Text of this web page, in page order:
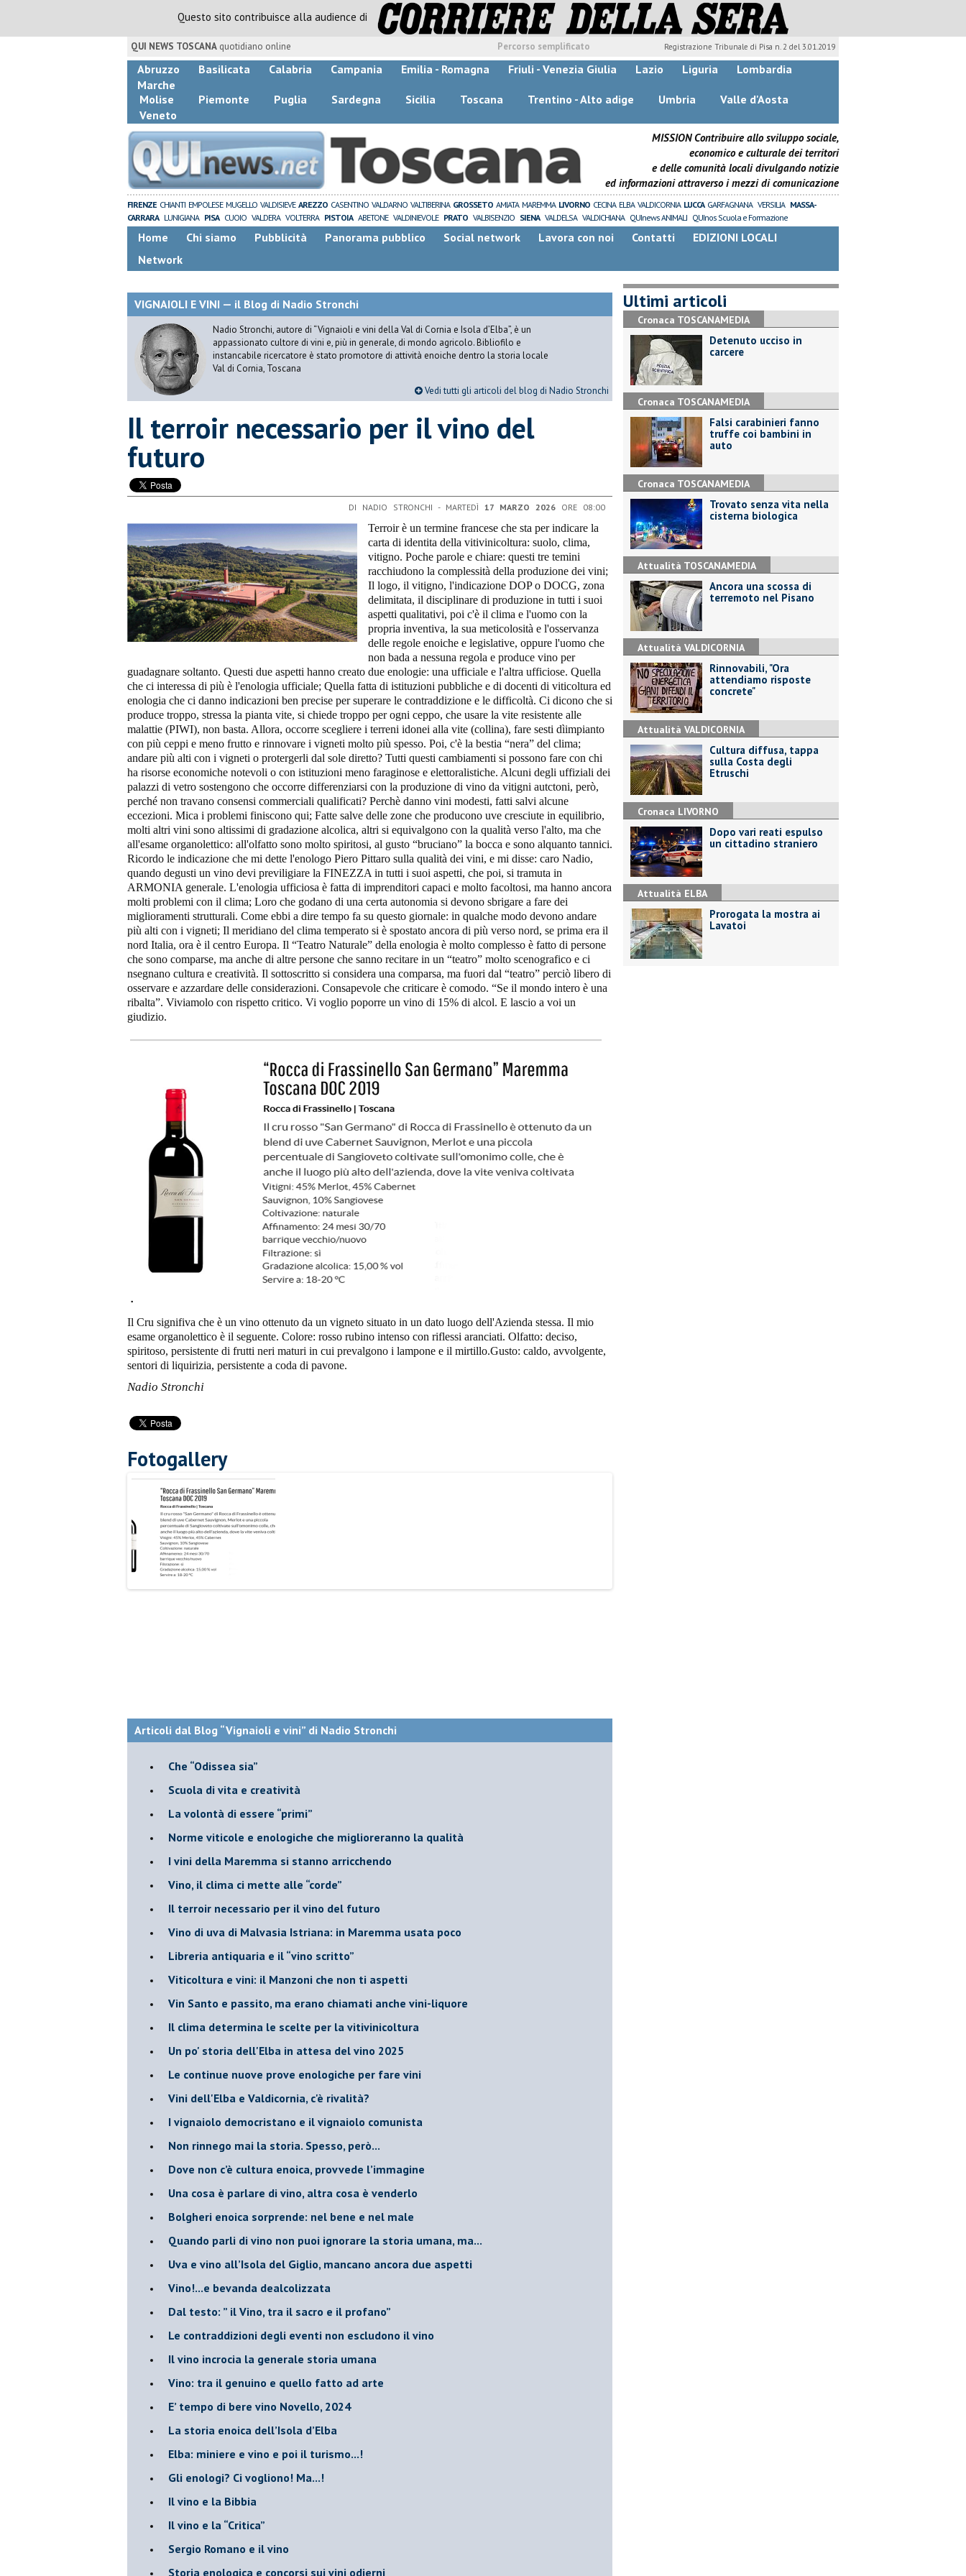
Questo sito contribuisce alla audience di
QUI NEWS TOSCANA quotidiano online Percorso semplificato Registrazione Tribunale di Pisa n. 2 del 3.01.2019
Abruzzo Basilicata Calabria Campania Emilia - Romagna Friuli - Venezia Giulia Lazio Liguria
Lombardia
Marche
Molise
Piemonte Puglia Sardegna Sicilia Toscana Trentino - Alto adige Umbria
Valle d'Aosta
Veneto
MISSION Contribuire allo sviluppo sociale,
economico e culturale dei territori
e delle comunità locali divulgando notizie
ed informazioni attraverso i mezzi di comunicazione
FIRENZE CHIANTI EMPOLESE MUGELLO VALDISIEVE AREZZO CASENTINO VALDARNO VALTIBERINA GROSSETO AMIATA MAREMMA LIVORNO CECINA ELBA VALDICORNIA LUCCA GARFAGNANA VERSILIA MASSA-
CARRARA LUNIGIANA PISA CUOIO VALDERA VOLTERRA PISTOIA ABETONE VALDINIEVOLE PRATO VALBISENZIO SIENA VALDELSA VALDICHIANA QUInews ANIMALI QUInos Scuola e Formazione
Home Chi siamo Pubblicità Panorama pubblico Social network Lavora con noi Contatti
EDIZIONI LOCALI
Network
VIGNAIOLI E VINI — il Blog di Nadio Stronchi
Nadio Stronchi, autore di “Vignaioli e vini della Val di Cornia e Isola d’Elba”, è un
appassionato cultore di vini e, più in generale, di mondo agricolo. Bibliofilo e
instancabile ricercatore è stato promotore di attività enoiche dentro la storia locale
Val di Cornia, Toscana
Vedi tutti gli articoli del blog di Nadio Stronchi
Il terroir necessario per il vino del
futuro
DI NADIO STRONCHI - MARTEDÌ 17 MARZO 2026 ORE 08:00
Terroir è un termine francese che sta per indicare la
carta di identita della vitivinicoltura: suolo, clima,
vitigno. Poche parole e chiare: questi tre temini
racchiudono la complessità della produzione dei vini;
Il logo, il vitigno, l'indicazione DOP o DOCG, zona
delimitata, il disciplinare di produzione in tutti i suoi
aspetti qualitativi, poi c'è il clima e l'uomo con la
propria inventiva, la sua meticolosità e l'osservanza
delle regole enoiche e legislative, oppure l'uomo che
non bada a nessuna regola e produce vino per
guadagnare soltanto. Questi due aspetti hanno creato due enologie: una ufficiale e l'altra ufficiose. Quella
che ci interessa di più è l'enologia ufficiale; Quella fatta di istituzioni pubbliche e di docenti di viticoltura ed
enologia che ci danno indicazioni ben precise per superare le contraddizione e le difficoltà. Ci dicono che si
produce troppo, stressa la pianta vite, si chiede troppo per ogni ceppo, che usare la vite resistente alle
malattie (PIWI), non basta. Allora, occorre scegliere i terreni idonei alla vite (collina), fare sesti dìimpianto
con più ceppi e meno frutto e rinnovare i vigneti molto più spesso. Poi, c'è la bestia “nera” del clima;
andare più alti con i vigneti o protergerli dal sole diretto? Tutti questi cambiamenti si possono fare con chi
ha risorse economiche notevoli o con istituzioni meno faraginose e elettoralistiche. Alcuni degli uffiziali dei
palazzi di vetro sostengono che occorre differenziarsi con la produzione di vino da vitigni autctoni, però,
perché non travano consensi commerciali qualificati? Perchè danno vini modesti, fatti salvi alcune
eccezioni. Mica i problemi finiscono qui; Fatte salve delle zone che producono uve cresciute in equilibrio,
molti altri vini sono altissimi di gradazione alcolica, altri si equivalgono con la qualità verso l'alto, ma che
all'esame organolettico: all'olfatto sono molto spiritosi, al gusto “bruciano” la bocca e sono alquanto tannici.
Ricordo le indicazione che mi dette l'enologo Piero Pittaro sulla qualità dei vini, e mi disse: caro Nadio,
quando degusti un vino devi previligiare la FINEZZA in tutti i suoi aspetti, che poi, si tramuta in
ARMONIA generale. L'enologia ufficiosa è fatta di imprenditori capaci e molto facoltosi, ma hanno ancora
molti problemi con il clima; Loro che godano di una certa autonomia si devono sbrigare a fare dei
miglioramenti strutturali. Come ebbi a dire tempo fa su questo giornale: in qualche modo devono andare
più alti con i vigneti; Il meridiano del clima temperato si è spostato ancora di più verso nord, se prima era il
nord Italia, ora è il centro Europa. Il “Teatro Naturale” della enologia è molto complesso è fatto di persone
che sono comparse, ma anche di altre persone che sanno recitare in un “teatro” molto scenografico e ci
nsegnano cultura e creatività. Il sottoscritto si considera una comparsa, ma fuori dal “teatro” perciò libero di
osservare e azzardare delle considerazioni. Consapevole che criticare è comodo. “Se il mondo intero è una
ribalta”. Viviamolo con rispetto critico. Vi voglio poporre un vino di 15% di alcol. E lascio a voi un
giudizio.
Il Cru signifiva che è un vino ottenuto da un vigneto situato in un dato luogo dell'Azienda stessa. Il mio
esame organolettico è il seguente. Colore: rosso rubino intenso con riflessi aranciati. Olfatto: deciso,
spiritoso, persistente di frutti neri maturi in cui prevalgono i lampone e il mirtillo.Gusto: caldo, avvolgente,
sentori di liquirizia, persistente a coda di pavone.
Nadio Stronchi
Fotogallery
Articoli dal Blog “Vignaioli e vini” di Nadio Stronchi
​Che “Odissea sia”
Scuola di vita e creatività
​La volontà di essere “primi”
Norme viticole e enologiche che miglioreranno la qualità
​I vini della Maremma si stanno arricchendo
Vino, il clima ci mette alle “corde”
Il terroir necessario per il vino del futuro
​Vino di uva di Malvasia Istriana: in Maremma usata poco
​Libreria antiquaria e il “vino scritto”
​Viticoltura e vini: il Manzoni che non ti aspetti
​Vin Santo e passito, ma erano chiamati anche vini-liquore
Il clima determina le scelte per la vitivinicoltura
Un po' storia dell'Elba in attesa del vino 2025
Le continue nuove prove enologiche per fare vini
Vini dell'Elba e Valdicornia, c'è rivalità?
​I vignaiolo democristano e il vignaiolo comunista
​Non rinnego mai la storia. Spesso, però...
​Dove non c’è cultura enoica, provvede l’immagine
​Una cosa è parlare di vino, altra cosa è venderlo
Bolgheri enoica sorprende: nel bene e nel male
​Quando parli di vino non puoi ignorare la storia umana, ma...
Uva e vino all’Isola del Giglio, mancano ancora due aspetti
​Vino!...e bevanda dealcolizzata
​Dal testo: ” il Vino, tra il sacro e il profano”
Le contraddizioni degli eventi non escludono il vino
​Il vino incrocia la generale storia umana
Vino: tra il genuino e quello fatto ad arte
E’ tempo di bere vino Novello, 2024
La storia enoica dell’Isola d’Elba
Elba: miniere e vino e poi il turismo...!
​Gli enologi? Ci vogliono! Ma...!
​Il vino e la Bibbia
​Il vino e la “Critica”
Sergio Romano e il vino
​Storia enologica e concorsi sui vini odierni
Ultimi articoli
Cronaca TOSCANAMEDIA
Detenuto ucciso in
carcere
Cronaca TOSCANAMEDIA
Falsi carabinieri fanno
truffe coi bambini in
auto
Cronaca TOSCANAMEDIA
Trovato senza vita nella
cisterna biologica
Attualità TOSCANAMEDIA
Ancora una scossa di
terremoto nel Pisano
Attualità VALDICORNIA
Rinnovabili, "Ora
attendiamo risposte
concrete"
Attualità VALDICORNIA
Cultura diffusa, tappa
sulla Costa degli
Etruschi
Cronaca LIVORNO
Dopo vari reati espulso
un cittadino straniero
Attualità ELBA
Prorogata la mostra ai
Lavatoi